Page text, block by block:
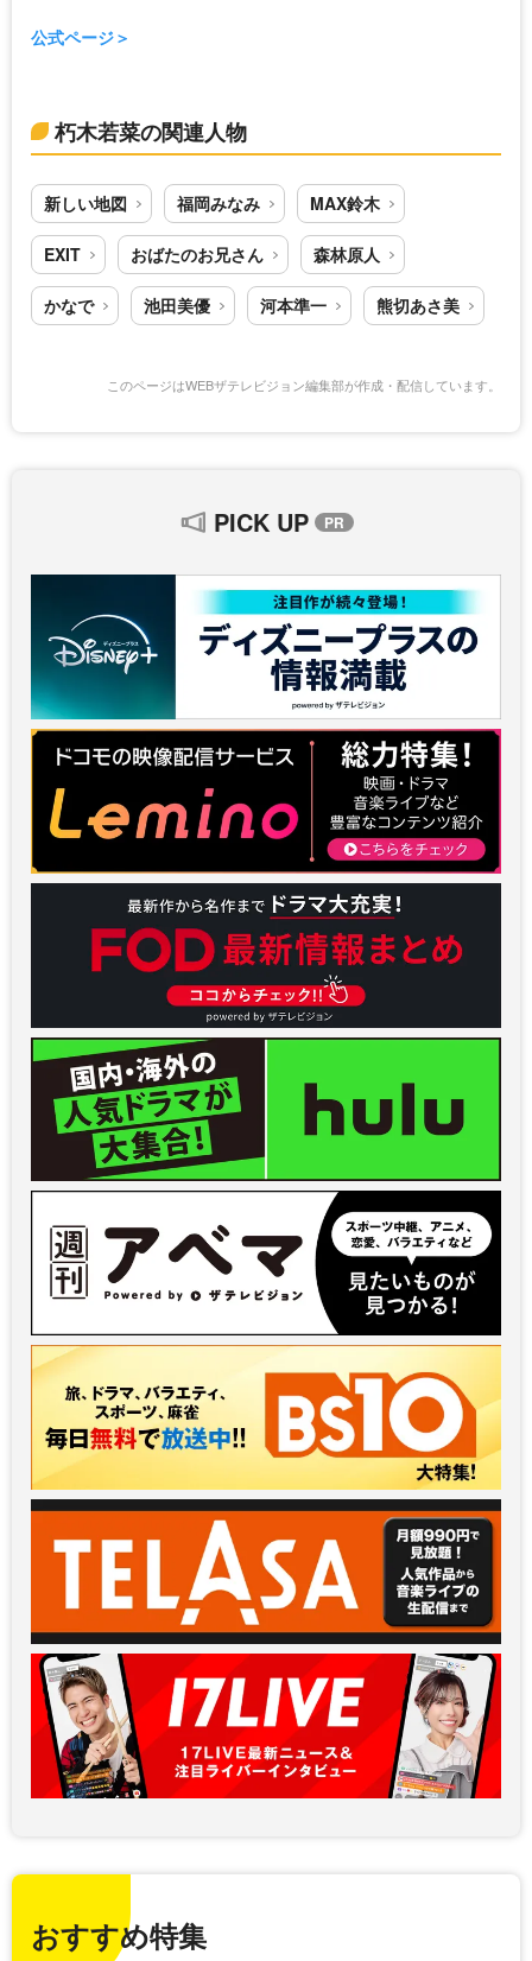
公式ページ
朽木若菜の関連人物
新しい地図 福岡みなみ MAX鈴木
EXIT おばたのお兄さん 森林原人
かなで 池田美優 河本準一 熊切あさ美
このページはWEBザテレビジョン編集部が作成・配信しています。
PICK UP
おすすめ特集